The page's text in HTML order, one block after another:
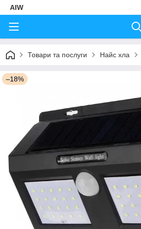
AIW
Товари та послуги Найс хла
–18%